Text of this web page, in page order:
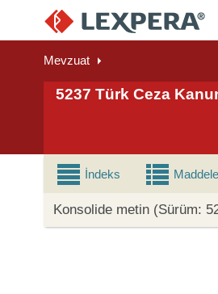
Mevzuat
5237 Türk Ceza
İndeks
Konsolide metin (Sürüm: